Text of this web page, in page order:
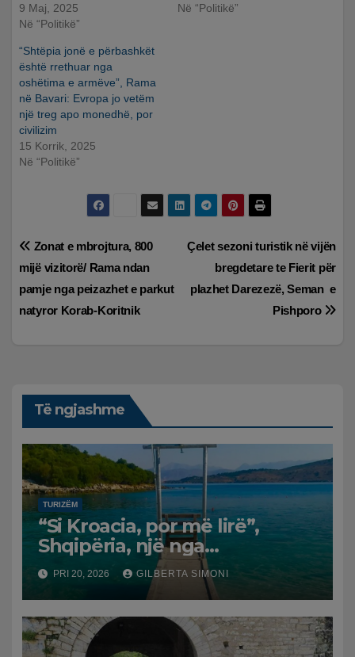
9 Maj, 2025
Në “Politikë”
Në “Politikë”
“Shtëpia jonë e përbashkët
është rrethuar nga
oshëtima e armëve”, Rama
në Bavari: Evropa jo vetëm
një treg apo monedhë, por
civilizim
15 Korrik, 2025
Në “Politikë”
Lëvizje
te
postimet
Çelet sezoni turistik në vijën
bregdetare te Fierit për
plazhet Darezezë, Seman e
Pishporo
Zonat e mbrojtura, 800
mijë vizitorë/ Rama ndan
pamje nga peizazhet e parkut
natyror Korab-Koritnik
Të ngjashme
TURIZËM
“Si Kroacia, por më lirë”,
Shqipëria, një nga
destinacionet trend të
pushimeve për vitin 2026
PRI 20, 2026 GILBERTA SIMONI